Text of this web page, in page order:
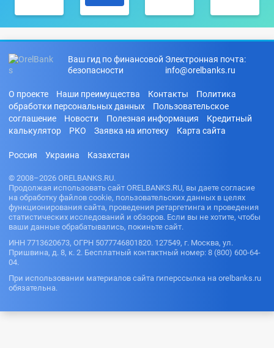
Ваш гид по финансовой
безопасности
Электронная почта:
info@orelbanks.ru
О проекте Наши преимущества Контакты
Политика
обработки персональных данных
Пользовательское
соглашение
Новости Полезная информация
Кредитный
калькулятор
РКО Заявка на ипотеку Карта сайта
Россия Украина Казахстан
© 2008–2026 ORELBANKS.RU.
Продолжая использовать сайт ORELBANKS.RU, вы даете согласие
на обработку файлов cookie, пользовательских данных в целях
функционирования сайта, проведения ретаргетинга и проведения
статистических исследований и обзоров. Если вы не хотите, чтобы
ваши данные обрабатывались, покиньте сайт.
ИНН 7713620673, ОГРН 5077746801820. 127549, г. Москва, ул.
Пришвина, д. 8, к. 2. Бесплатный контактный номер: 8 (800) 600-64-
04.
При использовании материалов сайта гиперссылка на orelbanks.ru
обязательна.